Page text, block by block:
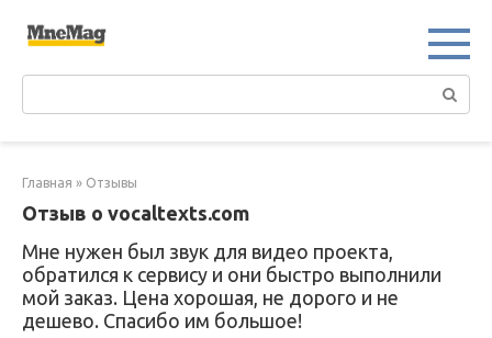
Главная » Отзывы
Отзыв о vocaltexts.com
Мне нужен был звук для видео проекта,
обратился к сервису и они быстро выполнили
мой заказ. Цена хорошая, не дорого и не
дешево. Спасибо им большое!